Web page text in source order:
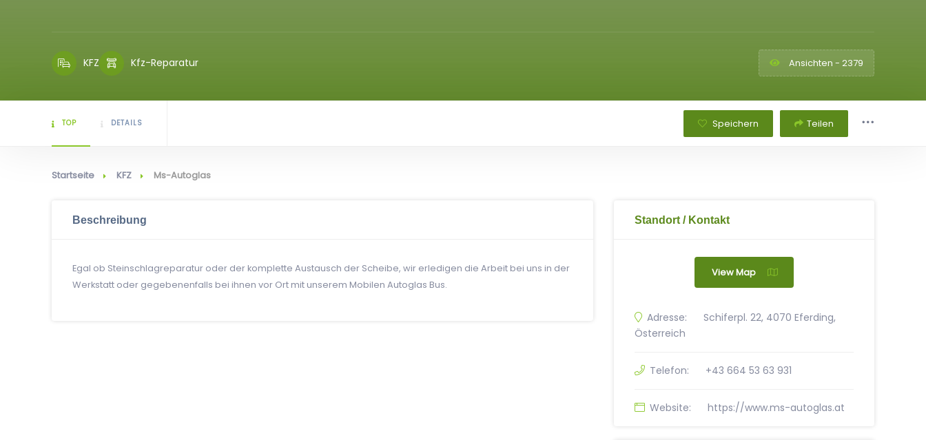
KFZ Kfz-Reparatur Ansichten - 2379
TOP DETAILS Speichern Teilen
Startseite KFZ Ms-Autoglas
Beschreibung
Egal ob Steinschlagreparatur oder der komplette Austausch der Scheibe, wir erledigen die Arbeit bei uns in der
Werkstatt oder gegebenenfalls bei ihnen vor Ort mit unserem Mobilen Autoglas Bus.
Standort / Kontakt
View Map
Adresse:
Schiferpl. 22, 4070 Eferding,
Österreich
Telefon: +43 664 53 63 931
Website: https://www.ms-autoglas.at